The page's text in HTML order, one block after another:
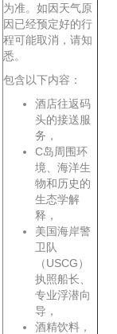
为准。如因天气原
因已经预定好的行
程可能取消，请知
悉。
包含以下内容：
酒店往返码
头的接送服
务，
C岛周围环
境、海洋生
物和历史的
生态学解
释，
美国海岸警
卫队
（USCG）
执照船长、
专业浮潜向
导，
酒精饮料，